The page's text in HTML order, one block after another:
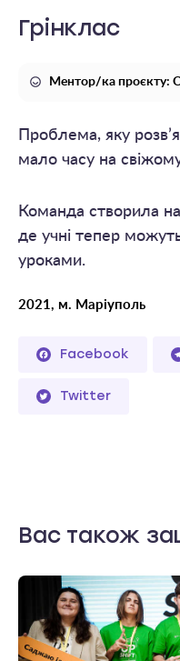
Грінклас
Ментор/ка проєкту:
Проблема, яку
мало часу на свіжому
Команда створила
де учні тепер
уроками.
2021, м. Маріуполь
Facebook
Twitter
Вас також